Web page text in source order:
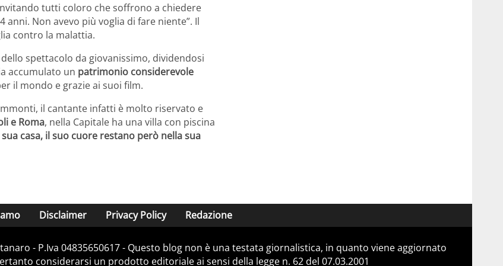
tutti coloro che soffrono a chiedere
Non avevo più voglia di fare niente”. Il
contro la malattia.
spettacolo da giovanissimo, dividendosi
accumulato un patrimonio considerevole
il mondo e grazie ai suoi film.
il cantante infatti è molto riservato e
e Roma, nella Capitale ha una villa con piscina
sua casa, il suo cuore restano però nella sua
Disclaimer Privacy Policy Redazione
- P.Iva 04835650617 - Questo blog non è una testata giornalistica, in quanto viene aggiornato
considerarsi un prodotto editoriale ai sensi della legge n. 62 del 07.03.2001